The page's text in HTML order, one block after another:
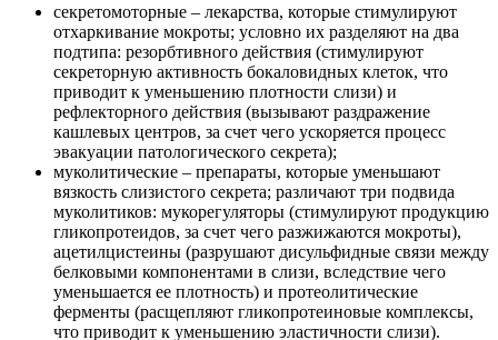
секретомоторные – лекарства, которые стимулируют
отхаркивание мокроты; условно их разделяют на два
подтипа: резорбтивного действия (стимулируют
секреторную активность бокаловидных клеток, что
приводит к уменьшению плотности слизи) и
рефлекторного действия (вызывают раздражение
кашлевых центров, за счет чего ускоряется процесс
эвакуации патологического секрета);
муколитические – препараты, которые уменьшают
вязкость слизистого секрета; различают три подвида
муколитиков: мукорегуляторы (стимулируют продукцию
гликопротеидов, за счет чего разжижаются мокроты),
ацетилцистеины (разрушают дисульфидные связи между
белковыми компонентами в слизи, вследствие чего
уменьшается ее плотность) и протеолитические
ферменты (расщепляют гликопротеиновые комплексы,
что приводит к уменьшению эластичности слизи).